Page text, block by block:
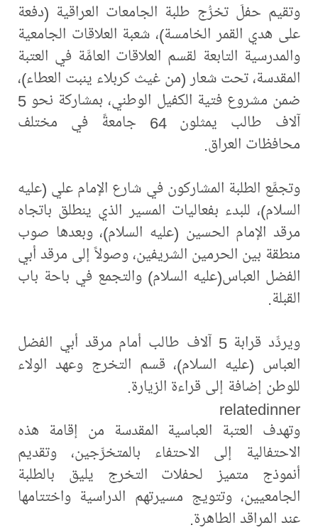
وتقيم حفلَ تخرُّج طلبة الجامعات العراقية (دفعة
على هدي القمر الخامسة)، شعبة العلاقات الجامعية
والمدرسية التابعة لقسم العلاقات العامَّة في العتبة
المقدسة، تحت شعار (من غيث كربلاء ينبت العطاء)،
ضمن مشروع فتية الكفيل الوطني، بمشاركة نحو 5
آلاف طالب يمثلون 64 جامعةً في مختلف
محافظات العراق.
وتجمَّع الطلبة المشاركون في شارع الإمام علي (عليه
السلام)، للبدء بفعاليات المسير الذي ينطلق باتجاه
مرقد الإمام الحسين (عليه السلام)، وبعدها صوب
منطقة بين الحرمين الشريفين، وصولاً إلى مرقد أبي
الفضل العباس(عليه السلام) والتجمع في باحة باب
القبلة.
ويردِّد قرابة 5 آلاف طالب أمام مرقد أبي الفضل
العباس (عليه السلام)، قسم التخرج وعهد الولاء
للوطن إضافة إلى قراءة الزيارة.
relatedinner
وتهدف العتبة العباسية المقدسة من إقامة هذه
الاحتفالية إلى الاحتفاء بالمتخرِّجين، وتقديم
أنموذج متميز لحفلات التخرج يليق بالطلبة
الجامعيين، وتتويج مسيرتهم الدراسية واختتامها
عند المراقد الطاهرة.